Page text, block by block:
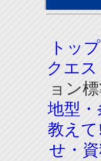
トッ
クエス
ョン
地型・
教え
せ・